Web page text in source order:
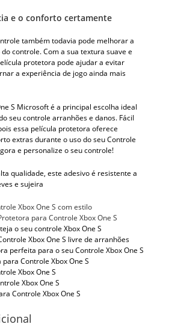
e o conforto certamente
também todavia pode melhorar a
controle. Com a sua textura suave e
protetora pode ajudar a evitar
a experiência de jogo ainda mais
S Microsoft é a principal escolha ideal
seu controle arranhões e danos. Fácil
essa película protetora oferece
extras durante o uso do seu Controle
e personalize o seu controle!
qualidade, este adesivo é resistente a
e sujeira
Xbox One S com estilo
para Controle Xbox One S
o seu controle Xbox One S
Xbox One S livre de arranhões
perfeita para o seu Controle Xbox One S
Controle Xbox One S
Xbox One S
Xbox One S
Controle Xbox One S